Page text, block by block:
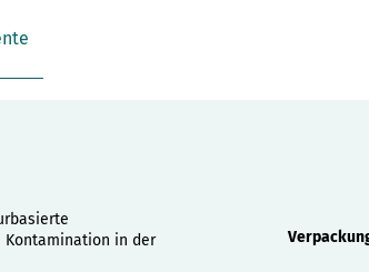
Kontamination in der